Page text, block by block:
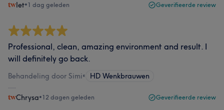
Iet•1 dag geleden Geverifieerde review
Professional, clean, amazing environment and result. I
will definitely go back.
Behandeling door Simi• HD Wenkbrauwen
Chrysa•12 dagen geleden Geverifieerde review